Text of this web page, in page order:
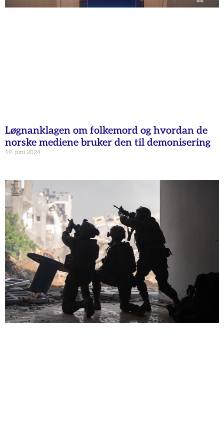
Løgnanklagen om folkemord og hvordan de
norske mediene bruker den til demonisering
19. juni 2024